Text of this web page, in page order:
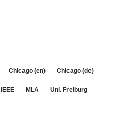
Chicago (en) Chicago (de)
IEEE MLA Uni. Freiburg